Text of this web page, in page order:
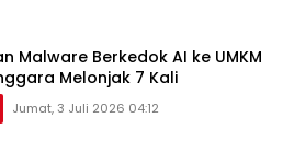
Malware Berkedok AI ke UMKM
Melonjak 7 Kali
Jumat, 3 Juli 2026 04:12